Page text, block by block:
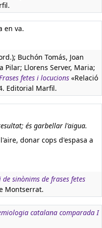
en va.
Buchón Tomás, Joan
Pilar; Llorens Server, Maria;
fetes i locucions «Relació
Editorial Marfil.
és garbellar l'aigua.
donar cops d'espasa a
sinònims de frases fetes
Montserrat.
catalana comparada I